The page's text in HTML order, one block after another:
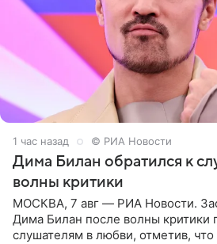
1 час назад © РИА Новости
Дима Билан обратился к
волны критики
МОСКВА, 7 авг — РИА Новости.
Дима Билан после волны критики
слушателям в любви, отметив,